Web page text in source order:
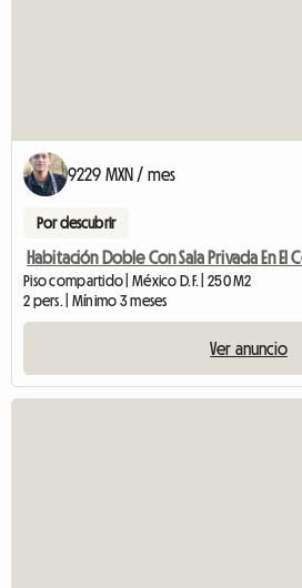
9229 MXN / mes
Por descubrir
Piso compartido | México D.F. | 250 M2
2 pers. | Mínimo 3 meses
Ver anuncio